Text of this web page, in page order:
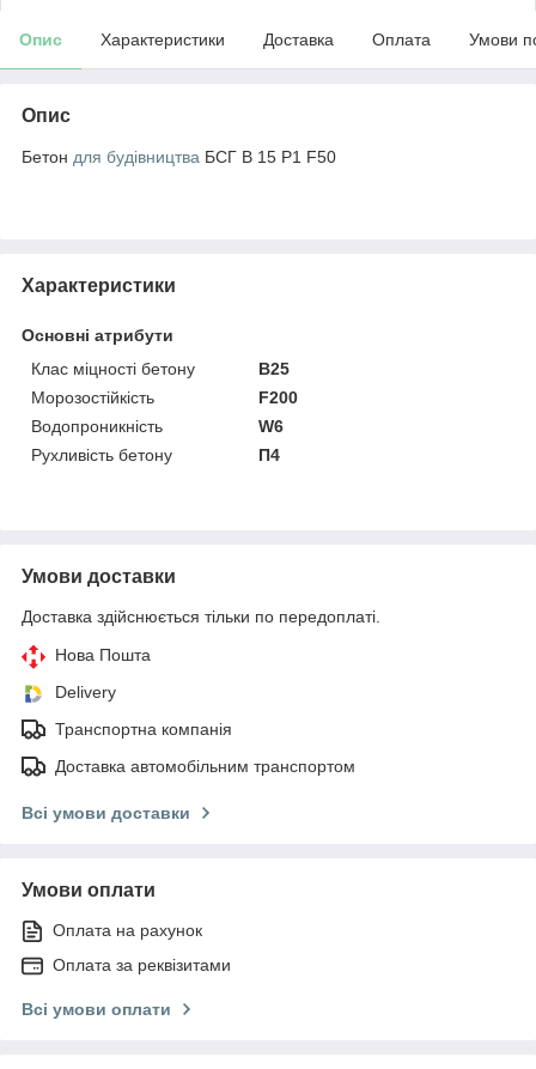
Опис Характеристики Доставка Оплата Умови
Опис
Бетон для будівництва БСГ В 15 Р1 F50
Характеристики
Основні атрибути
Клас міцності бетону
В25
Морозостійкість
F200
Водопроникність
W6
Рухливість бетону
П4
Умови доставки
Доставка здійснюється тільки по передоплаті.
Нова Пошта
Delivery
Транспортна компанія
Доставка автомобільним транспортом
Всі умови доставки
Умови оплати
Оплата на рахунок
Оплата за реквізитами
Всі умови оплати